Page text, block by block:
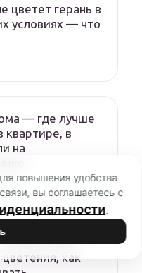
цветет герань в
условиях — что
— где лучше
квартире, в
на
обрезка для
как
повышения удобства
вы соглашаетесь с
.